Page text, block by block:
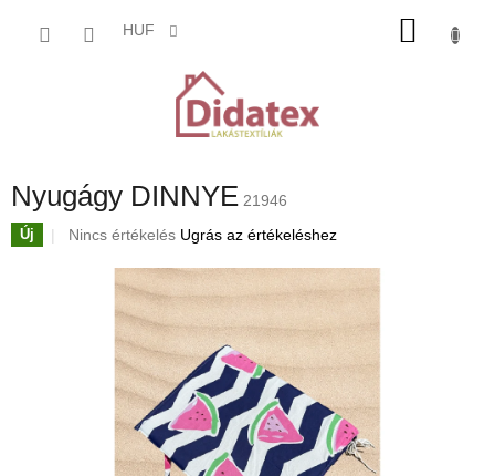
HUF
Nyugágy DINNYE 21946
Új
A
értékelése
Nincs értékelés Ugrás az értékeléshez